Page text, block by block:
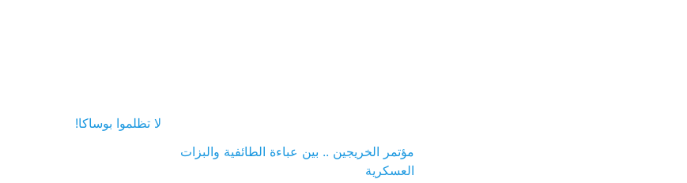
مؤتمر الخريجين .. بين عباءة الطائفية والبزات
العسكرية
لا تظلموا بوساكا!